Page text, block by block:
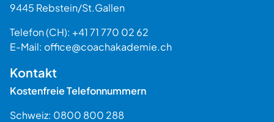
9445 Rebstein/St.Gallen
Telefon (CH): +41 71 770 02 62
E-Mail: office@coachakademie.ch
Kontakt
Kostenfreie Telefonnummern
Schweiz: 0800 800 288